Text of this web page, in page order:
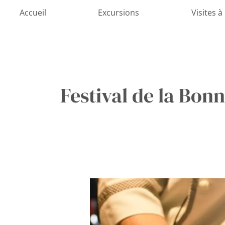
Accueil Excursions Visites
Festival de la
Savourer
la
magie
culinaire